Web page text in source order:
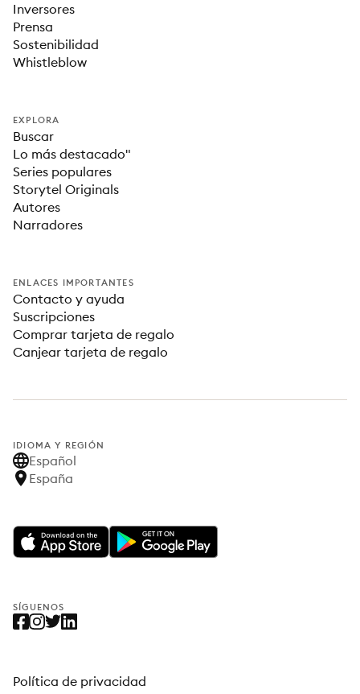
Inversores
Prensa
Sostenibilidad
Whistleblow
EXPLORA
Buscar
Lo más destacado"
Series populares
Storytel Originals
Autores
Narradores
ENLACES IMPORTANTES
Contacto y ayuda
Suscripciones
Comprar tarjeta de regalo
Canjear tarjeta de regalo
IDIOMA Y REGIÓN
Español
España
SÍGUENOS
Política de privacidad